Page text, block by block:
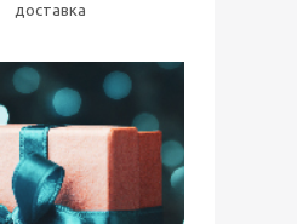
доставка